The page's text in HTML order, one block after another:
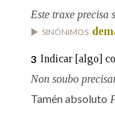
Nos exemplos
Na fraseoloxía
Este traxe precisa
SINÓNIMOS
3 Indicar [algo]
Non soubo
Tamén absoluto